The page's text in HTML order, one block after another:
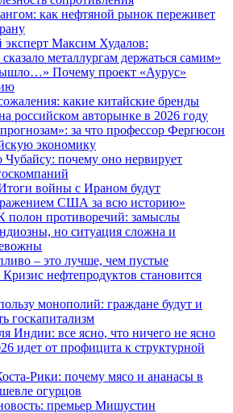
как нефтяной рынок переживет
Максим Худалов:
металлургам держаться самим»
Почему проект «Аурус»
какие китайские бренды
российском авторынке в 2026 году
за что профессор Фергюсон
экономику
Чубайсу: почему оно нервирует
войны с Ираном будут
США за всю историю»
полон противоречий: замыслы
но ситуация сложна и
– это лучше, чем пустые
нефтепродуктов становится
монополий: граждане будут и
госкапитализм
Индии: все ясно, что ничего не ясно
идет от профицита к структурной
Рики: почему мясо и ананасы в
огурцов
премьер Мишустин